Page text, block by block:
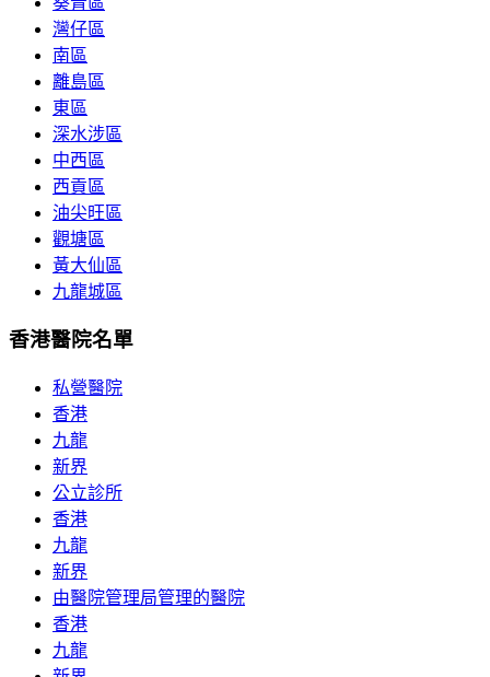
灣仔區
南區
離島區
東區
深水涉區
中西區
西貢區
油尖旺區
觀塘區
黃大仙區
九龍城區
香港醫院名單
私營醫院
香港
九龍
新界
公立診所
香港
九龍
新界
由醫院管理局管理的醫院
香港
九龍